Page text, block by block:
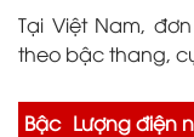
Tại Việt Nam,
theo bậc thang,
Bậc Lượng điện